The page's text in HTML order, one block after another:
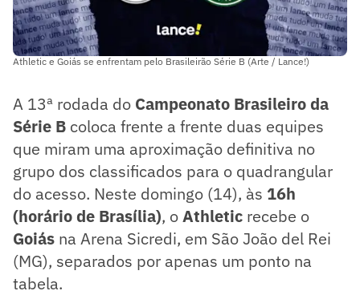
Athletic e Goiás se enfrentam pelo Brasileirão Série B (Arte / Lance!)
A 13ª rodada do Campeonato Brasileiro da
Série B coloca frente a frente duas equipes
que miram uma aproximação definitiva no
grupo dos classificados para o quadrangular
do acesso. Neste domingo (14), às 16h
(horário de Brasília), oAthletic recebe o
Goiás na Arena Sicredi, em São João del Rei
(MG), separados por apenas um ponto na
tabela.